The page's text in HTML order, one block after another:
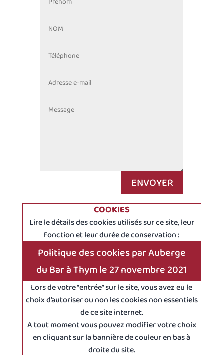
ENVOYER
COOKIES
Lire le détails des cookies utilisés sur ce site, leur
fonction et leur durée de conservation :
Politique des cookies par Auberge
du Bar à Thym le 27 novembre 2021
Lors de votre “entrée” sur le site, vous avez eu le
choix d’autoriser ou non les cookies non essentiels
de ce site internet.
A tout moment vous pouvez modifier votre choix
en cliquant sur la bannière de couleur en bas à
droite du site.